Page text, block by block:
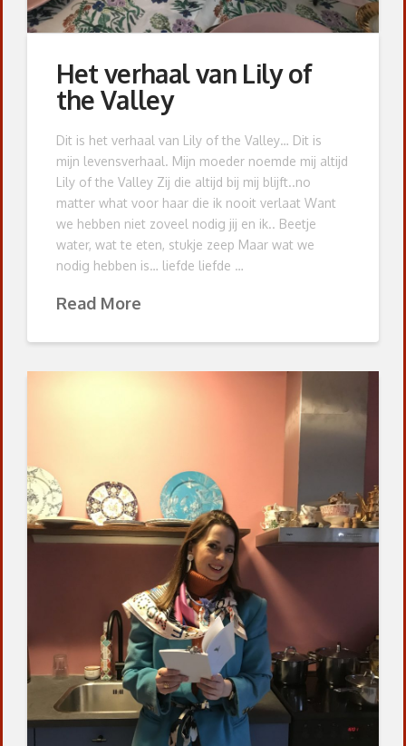
Het verhaal van Lily of
the Valley
Dit is het verhaal van Lily of the Valley… Dit is
mijn levensverhaal. Mijn moeder noemde mij altijd
Lily of the Valley Zij die altijd bij mij blijft..no
matter what voor haar die ik nooit verlaat Want
we hebben niet zoveel nodig jij en ik.. Beetje
water, wat te eten, stukje zeep Maar wat we
nodig hebben is… liefde liefde …
Read More